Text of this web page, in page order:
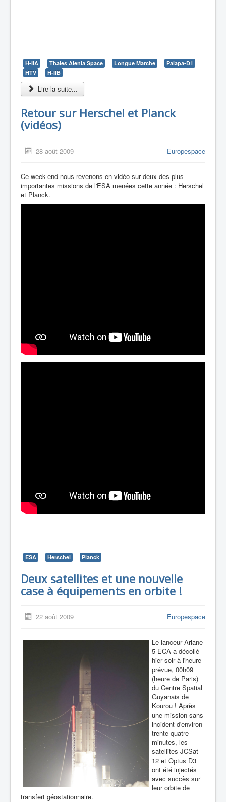
H-IIA Thales Alenia Space Longue Marche
Palapa-D1
HTV
H-IIB
Lire la suite...
Retour sur Herschel et Planck
(vidéos)
28 août 2009 Europespace
Ce week-end nous revenons en vidéo sur deux des plus
importantes missions de l'ESA menées cette année : Herschel
et Planck.
ESA Herschel Planck
Deux satellites et une nouvelle
case à équipements en orbite !
22 août 2009 Europespace
Le lanceur Ariane
5 ECA a décollé
hier soir à l'heure
prévue, 00h09
(heure de Paris)
du Centre Spatial
Guyanais de
Kourou ! Après
une mission sans
incident d'environ
trente-quatre
minutes, les
satellites JCSat-
12 et Optus D3
ont été injectés
avec succès sur
leur orbite de
transfert géostationnaire.